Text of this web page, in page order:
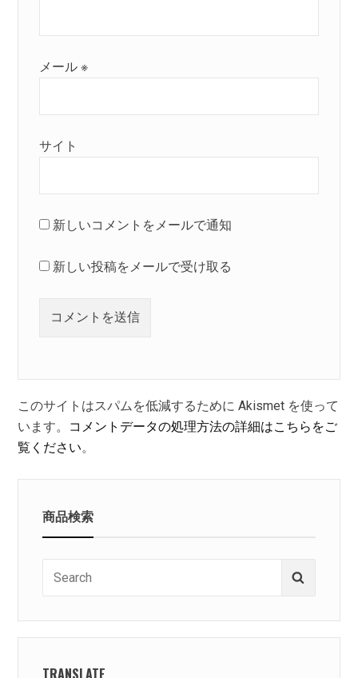
メール※
サイト
新しいコメントをメールで通知
新しい投稿をメールで受け取る
このサイトはスパムを低減するために Akismet を使って
います。 コメントデータの処理方法の詳細はこちらをご
覧ください。
商品検索
TRANSLATE